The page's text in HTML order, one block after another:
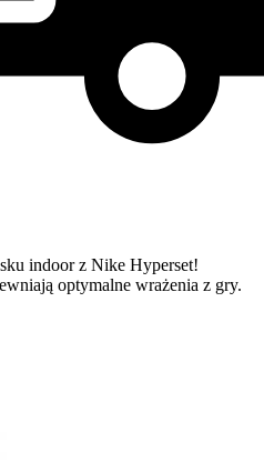
indoor z Nike Hyperset!
optymalne wrażenia z gry.